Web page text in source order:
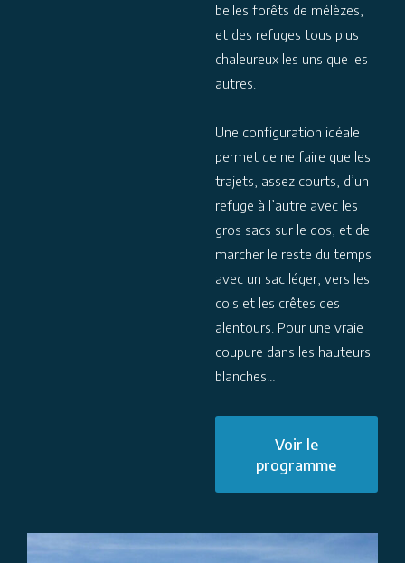
belles forêts de mélèzes,
et des refuges tous plus
chaleureux les uns que les
autres.
Une configuration idéale
permet de ne faire que les
trajets, assez courts, d’un
refuge à l’autre avec les
gros sacs sur le dos, et de
marcher le reste du temps
avec un sac léger, vers les
cols et les crêtes des
alentours. Pour une vraie
coupure dans les hauteurs
blanches…
Voir le
programme